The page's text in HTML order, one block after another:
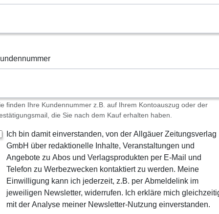
finden Ihre Kundennummer z.B. auf Ihrem Kontoauszug oder der
die Sie nach dem Kauf erhalten haben.
Ich bin damit einverstanden, von der Allgäuer Zeitungsverlag
GmbH über redaktionelle Inhalte, Veranstaltungen und
Angebote zu Abos und Verlagsprodukten per E-Mail und
Telefon zu Werbezwecken kontaktiert zu werden. Meine
Einwilligung kann ich jederzeit, z.B. per Abmeldelink im
jeweiligen Newsletter, widerrufen. Ich erkläre mich
mit der Analyse meiner Newsletter-Nutzung einverstanden.